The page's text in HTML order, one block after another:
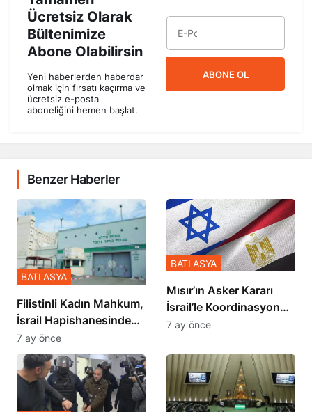
Ücretsiz Olarak
Bültenimize
Abone Olabilirsin
Yeni haberlerden haberdar
olmak için fırsatı kaçırma ve
ücretsiz e-posta
aboneliğini hemen başlat.
ABONE OL
Benzer Haberler
Filistinli Kadın Mahkum,
İsrail Hapishanesindeki
Zulmü Anlattı
BATI ASYA
7 ay önce
Mısır’ın Asker Kararı
İsrail’le Koordinasyon
İçinde Gerçekleşmiş
BATI ASYA
7 ay önce